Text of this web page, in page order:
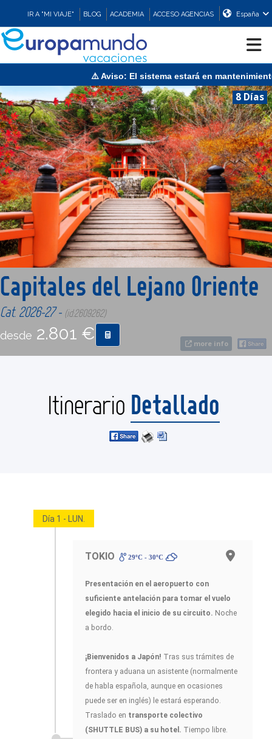
IR A "MI VIAJE" BLOG ACADEMIA ACCESO AGENCIAS España
CRUCEROS
EUROPA
ASIA
ORIENTE
PROMOCIONES
COMPRAR
⚠️ Aviso: El sistema estará en mantenimiento el
8 Días
more info
Capitales del Lejano Oriente
Cat. 2026-27 - (id:2609262)
desde 2.801 €
Itinerario Detallado
Día 1 - LUN.
TOKIO 29ºC - 30ºC
Presentación en el aeropuerto con
suficiente antelación para tomar el vuelo
elegido hacia el inicio de su circuito. Noche
a bordo.
¡Bienvenidos a Japón! Tras sus trámites de
frontera y aduana un asistente (normalmente
de habla española, aunque en ocasiones
puede ser en inglés) le estará esperando.
Traslado en transporte colectivo
(SHUTTLE BUS) a su hotel. Tiempo libre.